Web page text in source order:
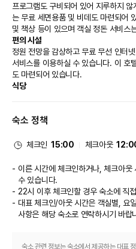
프로그램도 구비되어 있어 지루하지
는 무료 세면용품 및 비데도 마련되어
및 책상 등이 있으며 객실 정돈 서비스
편의 시설
정원 전망을 감상하고 무료 무선 인터
서비스를 이용하실 수 있습니다. 이 호
도 마련되어 있습니다.
식당
하는 음료를 마시며 느긋한 시간을 보
비즈니스, 기타 편의시설
되는 프런트 데스크 등이 있습니다. 시
개조 공사
아래 시설 또는 서비스는 2026년 6
수 없습니다(날짜는 변경될 수 있음).
수영장 중 한 곳
숙소 정책
체크인 15:00 체크아웃
이른 시간에 체크인하거나, 체크아
수 있습니다.
22시 이후 체크인할 경우 숙소에 직
대표 체크인/아웃 시간은 객실별, 요
사항은 해당 숙소로 연락하시기 바랍
숙소 관련 정보는 숙소에서 제공하는 대표